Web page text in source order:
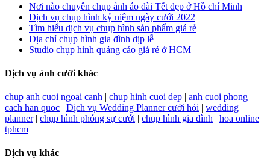
Nơi nào chuyên chụp ảnh áo dài Tết đẹp ở Hồ chí Minh
Dịch vụ chụp hình kỷ niệm ngày cưới 2022
Tìm hiểu dịch vụ chụp hình sản phẩm giá rẻ
Địa chỉ chụp hình gia đình dịp lễ
Studio chụp hình quảng cáo giá rẻ ở HCM
Dịch vụ ảnh cưới khác
chup anh cuoi ngoai canh | chup hinh cuoi dep | anh cuoi phong
cach han quoc | Dịch vụ Wedding Planner cưới hỏi | wedding
planner| chụp hình phóng sự cưới | chụp hình gia đình | hoa online
tphcm
Dịch vụ khác